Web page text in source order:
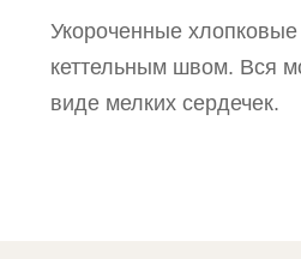
Укороченные
кеттельным швом. Вся
виде мелких сердечек.